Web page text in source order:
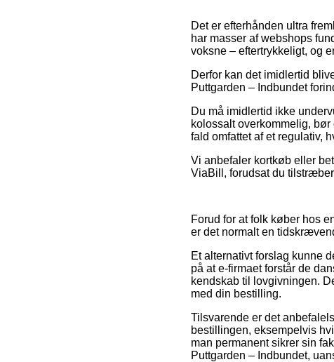
Det er efterhånden ultra
har masser af webshops
voksne – eftertrykkeligt, og
Derfor kan det imidlertid
Puttgarden – Indbundet
Du må imidlertid ikke
kolossalt overkommelig,
fald omfattet af et regulativ,
Vi anbefaler kortkøb eller
ViaBill, forudsat du
Forud for at folk køber hos
er det normalt en
Et alternativt forslag kunne
på at e-firmaet forstår de
kendskab til lovgivningen.
med din bestilling.
Tilsvarende er det
bestillingen, eksempelvis
man permanent sikrer sin
Puttgarden – Indbundet,